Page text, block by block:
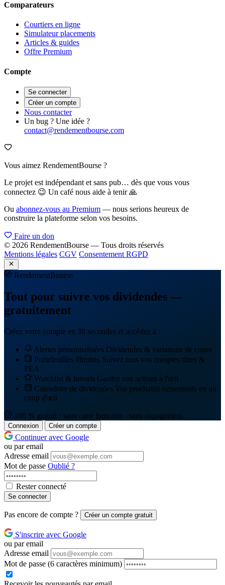
Comparateurs
Courtiers en ligne
Simulateur placements
Articles & guides
Offre Premium
Compte
Se connecter
Créer un compte
Nous contacter
Un bug ? Une idée ?
contact@rendementbourse.com
Vous aimez RendementBourse ?
Le projet est indépendant et sans pub… dès que vous vous
connectez 😉 Un café nous aide à tenir 🙏
Ou abonnez-vous au Premium — nous serions heureux de
construire la plateforme selon vos besoins.
Faire un don
© 2026 RendementBourse — Tous droits réservés
Mentions légales CGV Consentement RGPD
RendementBourse
Tout pour suivre vos dividendes —
gratuitement
Créez votre compte en 30 secondes et accédez à :
Alertes personnalisées Dividendes & variations de cours
Portefeuilles illimités Suivez tous vos comptes titres &
PEA
Watchlist & favoris Gardez vos actions à l'œil
Calendrier de dividendes Vos prochains versements en un
coup d'œil
100 % gratuit · sans carte bancaire · sans engagement
Connexion Créer un compte
Continuer avec Google
ou par email
Adresse email
Mot de passe Oublié ?
Rester connecté
Se connecter
Pas encore de compte ? Créer un compte gratuit
S'inscrire avec Google
ou par email
Adresse email
Mot de passe (6 caractères minimum)